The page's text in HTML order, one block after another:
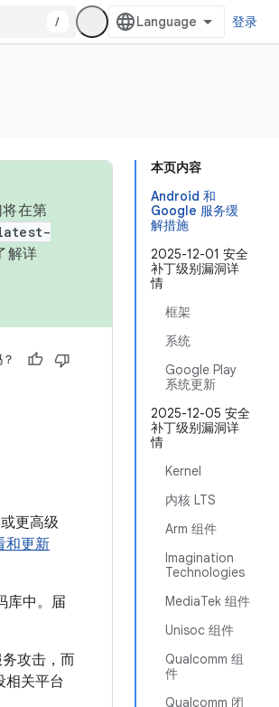
/ 登录
本页内容
Android 和
Google 服务缓
解措施
2025-12-01 安全
补丁级别漏洞详
情
框架
系统
Google Play
系统更新
2025-12-05 安全
补丁级别漏洞详
情
Kernel
内核 LTS
Arm 组件
Imagination
Technologies
MediaTek 组件
Unisoc 组件
Qualcomm 组
件
Qualcomm 闭
在第
解详
更高级
和更新
库中。届
攻击，而
相关平台